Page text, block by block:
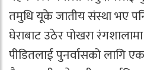
तमुधि यूके जातीय संस्था भए
घेराबाट उठेर पोखरा
पीडितलाई पुनर्वासको लागि